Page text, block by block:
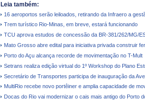
Leia também:
16 aeroportos serão leiloados, retirando da Infraero a
Trem turístico Rio-Minas, em breve, estará funcionando
TCU aprova estudos de concessão da BR-381/262/MG/
Mato Grosso abre edital para iniciativa privada construir
Porto do Açu alcança recorde de movimentação no T-Mult
Setrans realiza edição virtual do 1º Workshop do Plano
Secretário de Transportes participa de inauguração da
MultiRio recebe novo portêiner e amplia capacidade de
Docas do Rio vai modernizar o cais mais antigo do Porto